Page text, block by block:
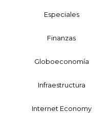
Especiales
Finanzas
Globoeconomía
Infraestructura
Internet Economy